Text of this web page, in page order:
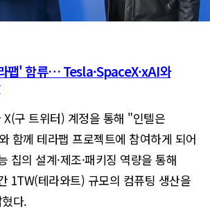
팹' 합류… Tesla·SpaceX·xAI와
X(구 트위터) 계정을 통해 "인텔은
함께 테라팹 프로젝트에 참여하게 되어
칩의 설계·제조·패키징 역량을 통해
1TW(테라와트) 규모의 컴퓨팅 생산을
다.